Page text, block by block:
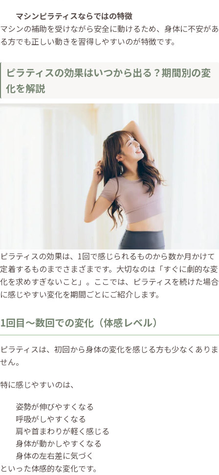
マシンピラティスならではの特徴
マシンの補助を受けながら安全に動けるため、身体に不安があ
る方でも正しい動きを習得しやすいのが特徴です。
ピラティスの効果はいつから出る？期間別の変
化を解説
ピラティスの効果は、1回で感じられるものから数か月かけて
定着するものまでさまざまです。大切なのは「すぐに劇的な変
化を求めすぎないこと」。ここでは、ピラティスを続けた場合
に感じやすい変化を期間ごとにご紹介します。
1回目〜数回での変化（体感レベル）
ピラティスは、初回から身体の変化を感じる方も少なくありま
せん。
特に感じやすいのは、
姿勢が伸びやすくなる
呼吸がしやすくなる
肩や首まわりが軽く感じる
身体が動かしやすくなる
身体の左右差に気づく
といった体感的な変化です。